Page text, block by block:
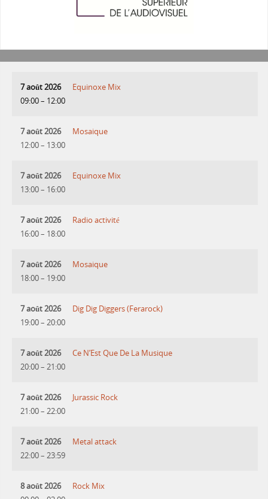
7 août 2026
09:00– 12:00
Equinoxe Mix
7 août 2026
12:00– 13:00
Mosaique
7 août 2026
13:00– 16:00
Equinoxe Mix
7 août 2026
16:00– 18:00
Radio activité
7 août 2026
18:00– 19:00
Mosaique
7 août 2026
19:00– 20:00
Dig Dig Diggers (Ferarock)
7 août 2026
20:00– 21:00
Ce N’Est Que De La Musique
7 août 2026
21:00– 22:00
Jurassic Rock
7 août 2026
22:00– 23:59
Metal attack
8 août 2026
Rock Mix